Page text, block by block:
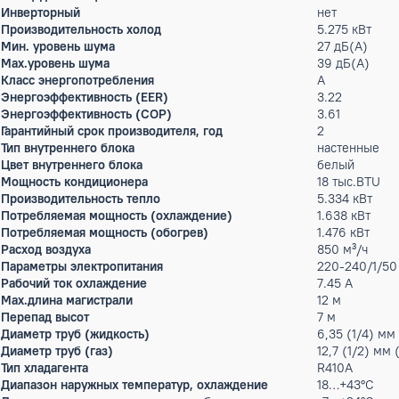
производительность. Режим «Eco». Энергосберегающий
автоматически поддерживает наиболее комфортную
«SmartLife»(Пульт WiFi приобретается дополнительно).</
Идет в комплекте с внутренним блоком ECW-СH18/AA-
стойкость и производительность); • Режим Turbo. •
конденсатом удаляется через дренаж; • Возможно
энергоэффективности A (EER).</p> </noindex>
Характеристики
Наименование серии
Nova
Площадь помещения
50 м²
Инверторный
нет
Производительность холод
5.275
Мин. уровень шума
27 дБ(А)
Max.уровень шума
39
Класс энергопотребления
A
Энергоэффективность (EER)
3.22
Энергоэффективность (COP)
Гарантийный срок производителя, год
Тип внутреннего блока
Цвет внутреннего блока
белый
Мощность кондиционера
18